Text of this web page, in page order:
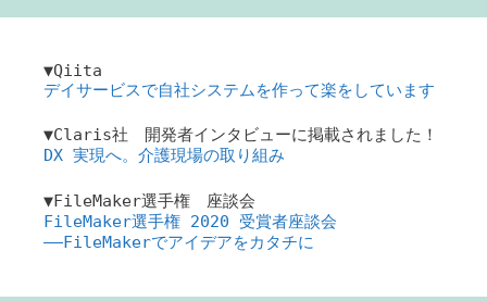
▼Qiita
デイサービスで自社システムを作って楽をしています
▼Claris社 開発者インタビューに掲載されました！
DX 実現へ。介護現場の取り組み
▼FileMaker選手権 座談会
FileMaker選手権 2020 受賞者座談会
――FileMakerでアイデアをカタチに